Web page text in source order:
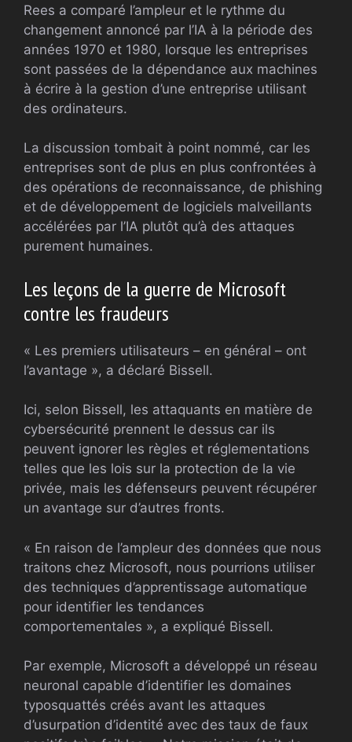
Rees a comparé l’ampleur et le rythme du
changement annoncé par l’IA à la période des
années 1970 et 1980, lorsque les entreprises
sont passées de la dépendance aux machines
à écrire à la gestion d’une entreprise utilisant
des ordinateurs.
La discussion tombait à point nommé, car les
entreprises sont de plus en plus confrontées à
des opérations de reconnaissance, de phishing
et de développement de logiciels malveillants
accélérées par l’IA plutôt qu’à des attaques
purement humaines.
Les leçons de la guerre de Microsoft
contre les fraudeurs
« Les premiers utilisateurs – en général – ont
l’avantage », a déclaré Bissell.
Ici, selon Bissell, les attaquants en matière de
cybersécurité prennent le dessus car ils
peuvent ignorer les règles et réglementations
telles que les lois sur la protection de la vie
privée, mais les défenseurs peuvent récupérer
un avantage sur d’autres fronts.
« En raison de l’ampleur des données que nous
traitons chez Microsoft, nous pourrions utiliser
des techniques d’apprentissage automatique
pour identifier les tendances
comportementales », a expliqué Bissell.
Par exemple, Microsoft a développé un réseau
neuronal capable d’identifier les domaines
typosquattés créés avant les attaques
d’usurpation d’identité avec des taux de faux